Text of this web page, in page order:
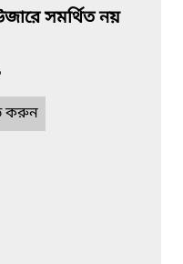
সমর্থিত নয়
করুন